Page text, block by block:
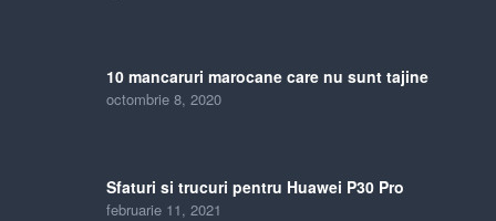
10 mancaruri marocane care nu sunt tajine
octombrie 8, 2020
Sfaturi si trucuri pentru Huawei P30 Pro
februarie 11, 2021